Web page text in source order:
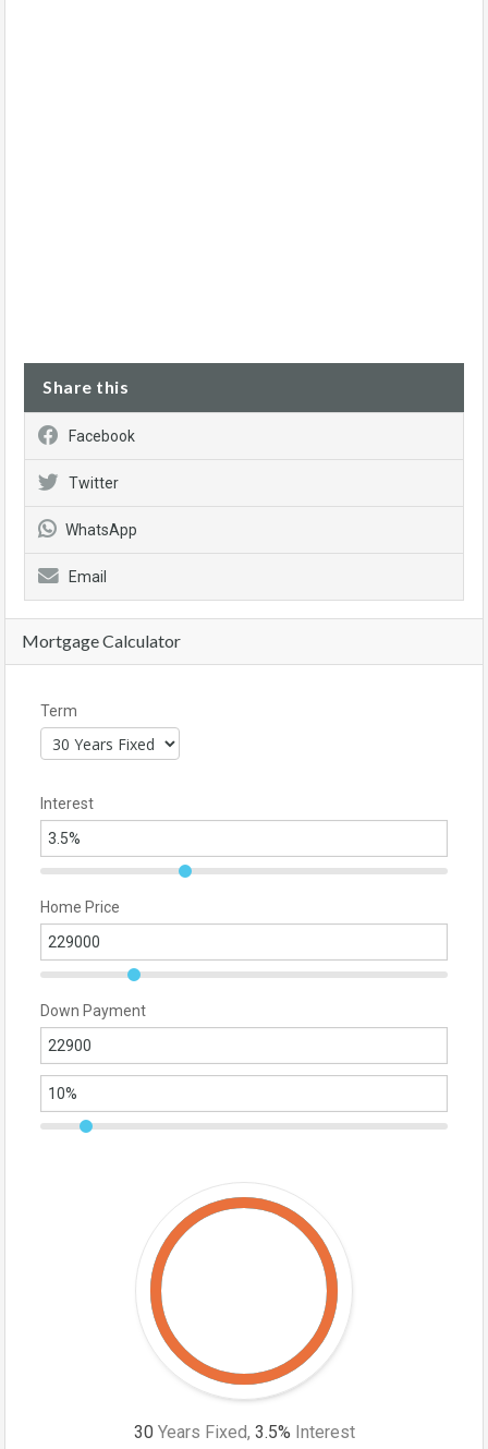
Share this
Facebook
Twitter
WhatsApp
Email
Mortgage Calculator
Term
Interest
Home Price
Down Payment
30 Years Fixed, 3.5% Interest